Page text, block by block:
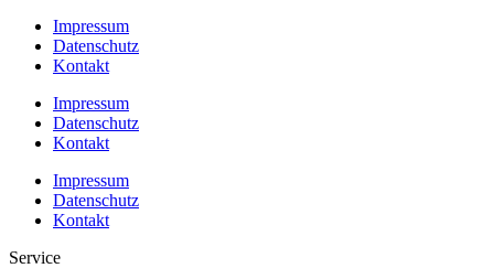
Impressum
Datenschutz
Kontakt
Impressum
Datenschutz
Kontakt
Impressum
Datenschutz
Kontakt
Service